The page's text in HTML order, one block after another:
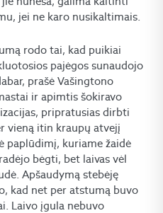
jei ne karo nusikaltimais.
rodo tai, kad puikiai
pajėgos sunaudojo
prašė Vašingtono
ir apimtis šokiravo
pripratusias dirbti
vieną itin kraupų atvejį
paplūdimį, kuriame žaidė
bėgti, bet laivas vėl
Apšaudymą stebėję
kad net per atstumą buvo
Laivo įgula nebuvo